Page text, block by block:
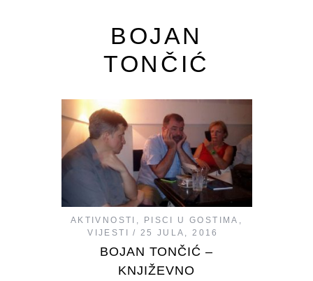
BOJAN
TONČIĆ
AKTIVNOSTI , PISCI U GOSTIMA ,
VIJESTI
25 JULA, 2016
BOJAN TONČIĆ –
KNJIŽEVNO